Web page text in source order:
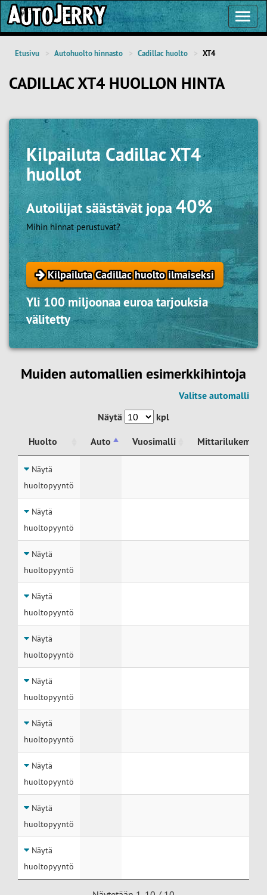
Etusivu Autohuolto hinnasto Cadillac huolto XT4
CADILLAC XT4 HUOLLON HINTA
KilpailutaCadillac XT4
huollot
Autoilijat säästävät jopa40%
Mihin hinnat perustuvat?
Kilpailuta Cadillac huolto ilmaiseksi
Yli 100 miljoonaa euroa tarjouksia
välitetty
Muiden automallien esimerkkihintoja
Valitse automalli
Näytä
kpl
Huolto
Auto Vuosimalli
Mittarilukema
Huolto
Näytä
huoltopyyntö
Näytä
huoltopyyntö
Näytä
huoltopyyntö
Näytä
huoltopyyntö
Näytä
huoltopyyntö
Näytä
huoltopyyntö
Näytä
huoltopyyntö
Näytä
huoltopyyntö
Näytä
huoltopyyntö
Näytä
huoltopyyntö